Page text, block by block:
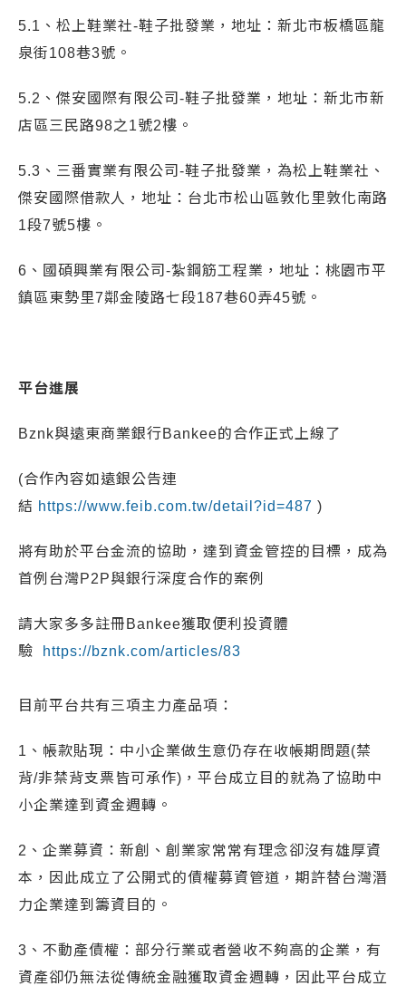
5.1、松上鞋業社-鞋子批發業，地址：新北市板橋區龍
泉街108巷3號。
5.2、傑安國際有限公司-鞋子批發業，地址：新北市新
店區三民路98之1號2樓。
5.3、三番實業有限公司-鞋子批發業，為松上鞋業社、
傑安國際借款人，地址：台北市松山區敦化里敦化南路
1段7號5樓。
6、國碩興業有限公司-紮鋼筋工程業，地址：桃園市平
鎮區東勢里7鄰金陵路七段187巷60弄45號。
平台進展
Bznk與遠東商業銀行Bankee的合作正式上線了
(合作內容如遠銀公告連
結 https://www.feib.com.tw/detail?id=487 )
將有助於平台金流的協助，達到資金管控的目標，成為
首例台灣P2P與銀行深度合作的案例
請大家多多註冊Bankee獲取便利投資體
驗
https://bznk.com/articles/83
目前平台共有三項主力產品項：
1、帳款貼現：中小企業做生意仍存在收帳期問題(禁
背/非禁背支票皆可承作)，平台成立目的就為了協助中
小企業達到資金週轉。
2、企業募資：新創、創業家常常有理念卻沒有雄厚資
本，因此成立了公開式的債權募資管道，期許替台灣潛
力企業達到籌資目的。
3、不動產債權：部分行業或者營收不夠高的企業，有
資產卻仍無法從傳統金融獲取資金週轉，因此平台成立